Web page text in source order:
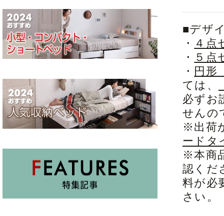
■デザ
・ ４点
・ ５点
・ 円形
ては、
必ずお
せんの
※出荷
ードタ
※本商
認くだ
料が必
さい。